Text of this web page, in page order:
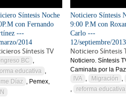
Síntesis Noche
con Fernando
---
2014
Síntesis TV
BC ,
educativa ,
Díaz , Pemex,
Noticiero Síntesis
9:00 P.M con
Carlo ---
12/septiembre/2013
Noticiero Síntesis
Noticiero. Síntesis
Caminata por la
IVA , Migración ,
,
reforma educativa